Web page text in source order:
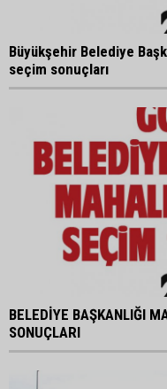
Büyükşehir Belediye
seçim sonuçları
BELEDİYE BAŞKANLIĞI
SONUÇLARI